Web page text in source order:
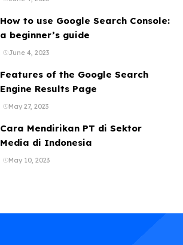
How to use Google Search Console:
a beginner’s guide
June 4, 2023
Features of the Google Search
Engine Results Page
May 27, 2023
Cara Mendirikan PT di Sektor
Media di Indonesia
May 10, 2023